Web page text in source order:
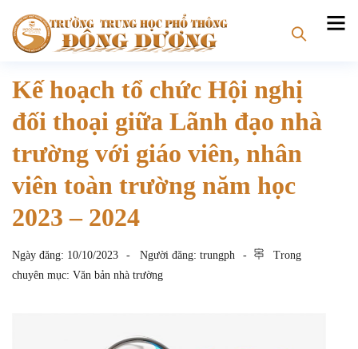
Kế hoạch tổ chức Hội nghị
đối thoại giữa Lãnh đạo nhà
trường với giáo viên, nhân
viên toàn trường năm học
2023 – 2024
Ngày đăng: 10/10/2023 Người đăng: trungph
Trong
chuyên mục: Văn bản nhà trường